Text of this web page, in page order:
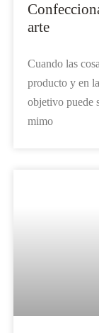
arte
Cuando las
producto y en
objetivo puede
mimo